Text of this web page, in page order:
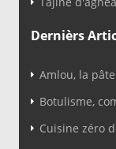
Dernièrs
Amlou, la
Botulisme,
Cuisine zéro